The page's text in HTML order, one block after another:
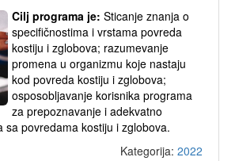
Cilj programa je: Sticanje znanja o
specifičnostima i vrstama povreda
kostiju i zglobova; razumevanje
promena u organizmu koje nastaju
kod povreda kostiju i zglobova;
osposobljavanje korisnika programa
za prepoznavanje i adekvatno
sa povredama kostiju i zglobova.
Kategorija: 2022